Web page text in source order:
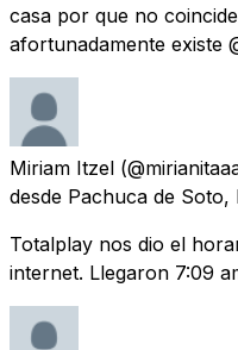
casa por que no
afortunadamente existe
Miriam Itzel
desde Pachuca de Soto,
Totalplay nos dio el
internet. Llegaron 7:09